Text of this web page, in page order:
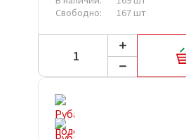
Свободно:
167 шт